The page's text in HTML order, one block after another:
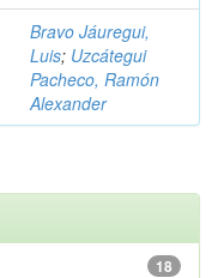
Bravo Jáuregui,
Luis; Uzcátegui
Pacheco, Ramón
Alexander
18